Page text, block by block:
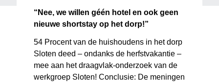
“Nee, we willen géén hotel en ook geen
nieuwe shortstay op het dorp!”
54 Procent van de huishoudens in het dorp
Sloten deed – ondanks de herfstvakantie –
mee aan het draagvlak-onderzoek van de
werkgroep Sloten! Conclusie: De meningen